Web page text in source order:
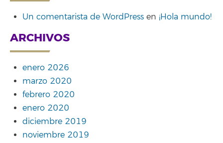
Un comentarista de WordPress en ¡Hola mundo!
ARCHIVOS
enero 2026
marzo 2020
febrero 2020
enero 2020
diciembre 2019
noviembre 2019